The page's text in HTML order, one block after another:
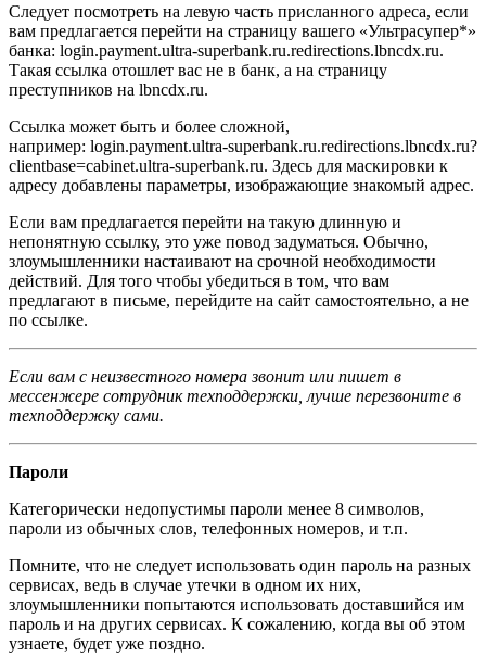
Следует посмотреть на левую часть присланного адреса, если
вам предлагается перейти на страницу вашего «Ультрасупер*»
банка: login.payment.ultra-superbank.ru.redirections.lbncdx.ru.
Такая ссылка отошлет вас не в банк, а на страницу
преступников на lbncdx.ru.
Ссылка может быть и более сложной,
например: login.payment.ultra-superbank.ru.redirections.lbncdx.ru?
clientbase=cabinet.ultra-superbank.ru. Здесь для маскировки к
адресу добавлены параметры, изображающие знакомый адрес.
Если вам предлагается перейти на такую длинную и
непонятную ссылку, это уже повод задуматься. Обычно,
злоумышленники настаивают на срочной необходимости
действий. Для того чтобы убедиться в том, что вам
предлагают в письме, перейдите на сайт самостоятельно, а не
по ссылке.
Если вам с неизвестного номера звонит или пишет в
мессенжере сотрудник техподдержки, лучше перезвоните в
техподдержку сами.
Пароли
Категорически недопустимы пароли менее 8 символов,
пароли из обычных слов, телефонных номеров, и т.п.
Помните, что не следует использовать один пароль на разных
сервисах, ведь в случае утечки в одном их них,
злоумышленники попытаются использовать доставшийся им
пароль и на других сервисах. К сожалению, когда вы об этом
узнаете, будет уже поздно.